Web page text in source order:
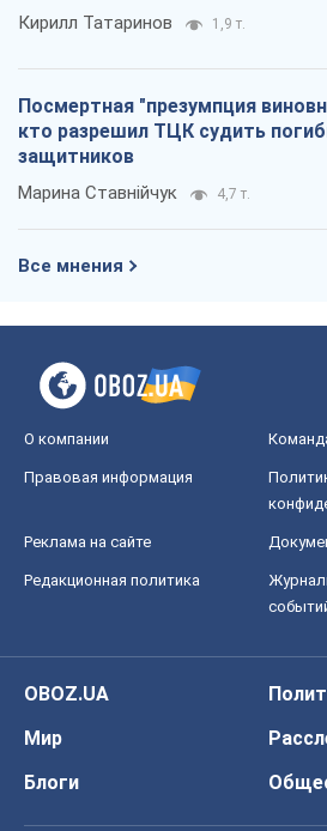
Кирилл Татаринов 1,9 т.
Посмертная "презумпция
кто разрешил ТЦК судить
защитников
Марина Ставнійчук 4,7 т.
Все мнения
О компании
Правовая информация
Реклама на сайте
Редакционная политика
OBOZ.UA
Мир
Блоги